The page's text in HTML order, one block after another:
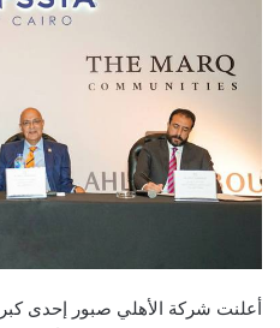
أعلنت شركة الأهلي صبور إحدى